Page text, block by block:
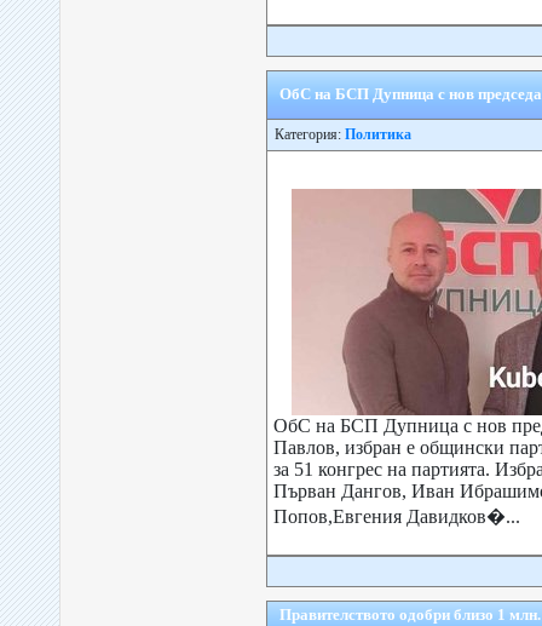
ОбС на БСП Дупница с нов
Категория: Политика
ОбС на БСП Дупница с нов
Павлов, избран е общински
за 51 конгрес на партията.
Първан Дангов, Иван
Попов,Евгения Давидков�...
Правителството одобри близо 1